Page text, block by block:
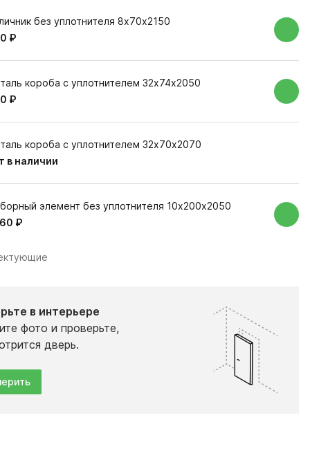
без уплотнителя 8х70х2150
₽
короба с уплотнителем 32х74х2050
₽
короба с уплотнителем 32х70х2070
в наличии
элемент без уплотнителя 10х200х2050
₽
в интерьере
фото и проверьте,
дверь.